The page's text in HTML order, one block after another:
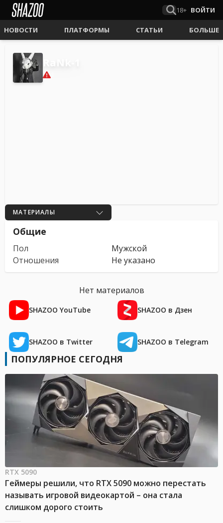
18+ ВОЙТИ
НОВОСТИ ПЛАТФОРМЫ СТАТЬИ БОЛЬШЕ
МАТЕРИАЛЫ
Общие
Пол
Мужской
Отношения
Не указано
Нет материалов
SHAZOO YouTube SHAZOO в Дзен
SHAZOO в Twitter SHAZOO в Telegram
ПОПУЛЯРНОЕ СЕГОДНЯ
RTX 5090
Геймеры решили, что RTX 5090 можно перестать
называть игровой видеокартой – она стала
слишком дорого стоить